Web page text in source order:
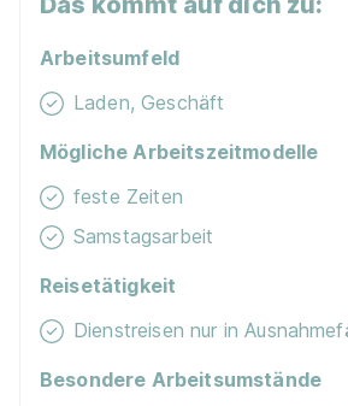
Arbeitsumfeld
Laden, Geschäft
Mögliche Arbeitszeitmodelle
feste Zeiten
Samstagsarbeit
Reisetätigkeit
Dienstreisen nur in
Besondere Arbeitsumstände